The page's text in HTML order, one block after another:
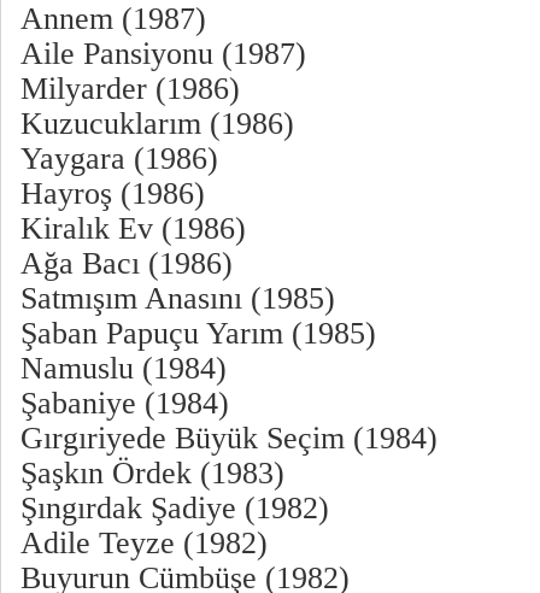
Annem (1987)
Aile Pansiyonu (1987)
Milyarder (1986)
Kuzucuklarım (1986)
Yaygara (1986)
Hayroş (1986)
Kiralık Ev (1986)
Ağa Bacı (1986)
Satmışım Anasını (1985)
Şaban Papuçu Yarım (1985)
Namuslu (1984)
Şabaniye (1984)
Gırgıriyede Büyük Seçim (1984)
Şaşkın Ördek (1983)
Şıngırdak Şadiye (1982)
Adile Teyze (1982)
Buyurun Cümbüşe (1982)